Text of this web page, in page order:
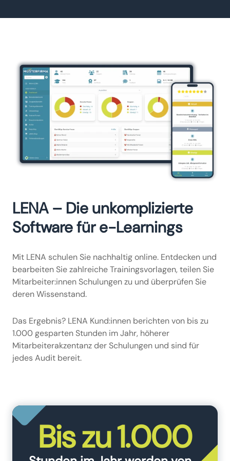
LENA – Die unkomplizierte
Software für e-Learnings
Mit LENA schulen Sie nachhaltig online. Entdecken und
bearbeiten Sie zahlreiche Trainingsvorlagen, teilen Sie
Mitarbeiter:innen Schulungen zu und überprüfen Sie
deren Wissenstand.
Das Ergebnis? LENA Kund:innen berichten von bis zu
1.000 gesparten Stunden im Jahr, höherer
Mitarbeiterakzentanz der Schulungen und sind für
jedes Audit bereit.
Bis zu 1.000